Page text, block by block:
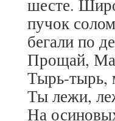
шесте.
пучок
бегали по
Прощай,
Тырь-тырь,
Ты лежи,
На